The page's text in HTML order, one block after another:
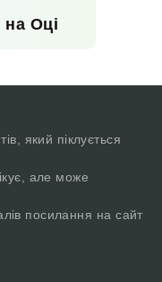
на Оці
який піклується
але може
посилання на сайт